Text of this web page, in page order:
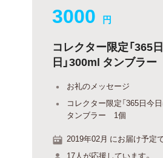
3000 円
コレクター限定「365
日」300ml タンブラー
お礼のメッセージ
コレクター限定「365日今
タンブラー 1個
2019年02月 にお届け予定で
17人が応援しています。